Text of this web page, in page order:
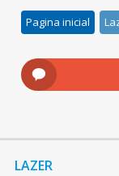
Pagina inicial
LAZER